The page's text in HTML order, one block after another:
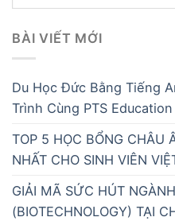
BÀI VIẾT MỚI
Du Học Đức Bằng Tiếng
Trình Cùng PTS Education
TOP 5 HỌC BỔNG CHÂU
NHẤT CHO SINH VIÊN
GIẢI MÃ SỨC HÚT
(BIOTECHNOLOGY) TẠI